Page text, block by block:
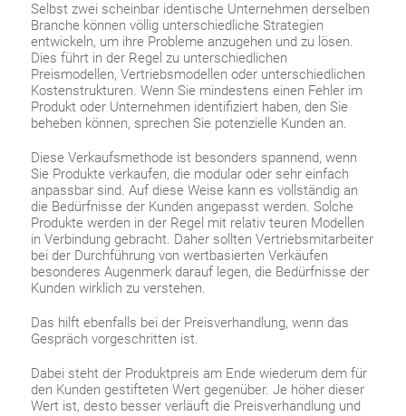
Selbst zwei scheinbar identische Unternehmen derselben
Branche können völlig unterschiedliche Strategien
entwickeln, um ihre Probleme anzugehen und zu lösen.
Dies führt in der Regel zu unterschiedlichen
Preismodellen, Vertriebsmodellen oder unterschiedlichen
Kostenstrukturen. Wenn Sie mindestens einen Fehler im
Produkt oder Unternehmen identifiziert haben, den Sie
beheben können, sprechen Sie potenzielle Kunden an.
Diese Verkaufsmethode ist besonders spannend, wenn
Sie Produkte verkaufen, die modular oder sehr einfach
anpassbar sind. Auf diese Weise kann es vollständig an
die Bedürfnisse der Kunden angepasst werden. Solche
Produkte werden in der Regel mit relativ teuren Modellen
in Verbindung gebracht. Daher sollten Vertriebsmitarbeiter
bei der Durchführung von wertbasierten Verkäufen
besonderes Augenmerk darauf legen, die Bedürfnisse der
Kunden wirklich zu verstehen.
Das hilft ebenfalls bei der Preisverhandlung, wenn das
Gespräch vorgeschritten ist.
Dabei steht der Produktpreis am Ende wiederum dem für
den Kunden gestifteten Wert gegenüber. Je höher dieser
Wert ist, desto besser verläuft die Preisverhandlung und